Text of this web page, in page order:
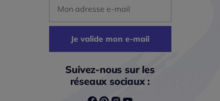
Je valide mon e-mail
Suivez-nous sur les
réseaux sociaux :